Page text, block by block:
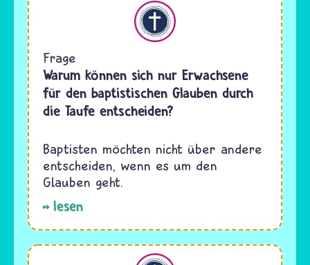
Christentum
Frage
Warum können sich nur Erwachsene
für den baptistischen Glauben durch
die Taufe entscheiden?
Baptisten möchten nicht über andere
entscheiden, wenn es um den
Glauben geht.
lesen
Christentum